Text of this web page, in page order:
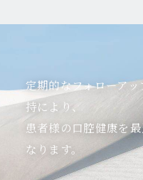
定期的なフォローア
持により、
患者様の口腔健康を
なります。